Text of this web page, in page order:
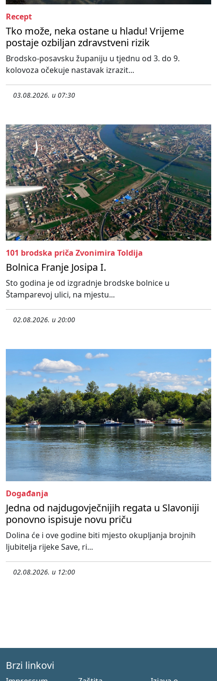
Recept
Tko može, neka ostane u hladu! Vrijeme
postaje ozbiljan zdravstveni rizik
Brodsko-posavsku županiju u tjednu od 3. do 9.
kolovoza očekuje nastavak izrazit...
03.08.2026. u 07:30
101 brodska priča Zvonimira Toldija
Bolnica Franje Josipa I.
Sto godina je od izgradnje brodske bolnice u
Štamparevoj ulici, na mjestu...
02.08.2026. u 20:00
Događanja
Jedna od najdugovječnijih regata u Slavoniji
ponovno ispisuje novu priču
Dolina će i ove godine biti mjesto okupljanja brojnih
ljubitelja rijeke Save, ri...
02.08.2026. u 12:00
Brzi linkovi